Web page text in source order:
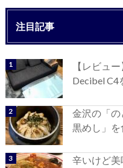
注目記事
【レビュ
Decibel C4
金沢の「
黒めし」を
辛いけど